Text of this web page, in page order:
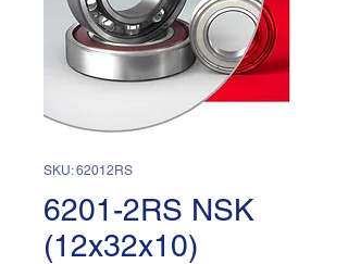
SKU: 62012RS
6201-2RS NSK
(12x32x10)